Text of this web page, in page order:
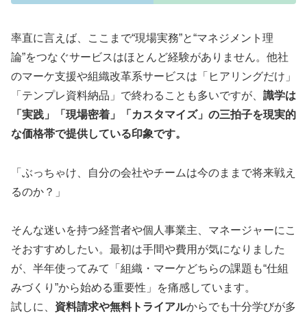
率直に言えば、ここまで“現場実務”と“マネジメント理
論”をつなぐサービスはほとんど経験がありません。他社
のマーケ支援や組織改革系サービスは「ヒアリングだけ」
「テンプレ資料納品」で終わることも多いですが、 識学は
「実践」「現場密着」「カスタマイズ」の三拍子を現実的
な価格帯で提供している印象です。
「ぶっちゃけ、自分の会社やチームは今のままで将来戦え
るのか？」
そんな迷いを持つ経営者や個人事業主、マネージャーにこ
そおすすめしたい。最初は手間や費用が気になりました
が、半年使ってみて「組織・マーケどちらの課題も“仕組
みづくり”から始める重要性」を痛感しています。
試しに、 資料請求や無料トライアルからでも十分学びが多